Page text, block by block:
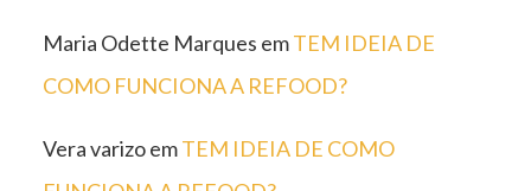
Maria Odette Marques emTEM IDEIA DE
COMO FUNCIONA A REFOOD?
Vera varizoemTEM IDEIA DE COMO